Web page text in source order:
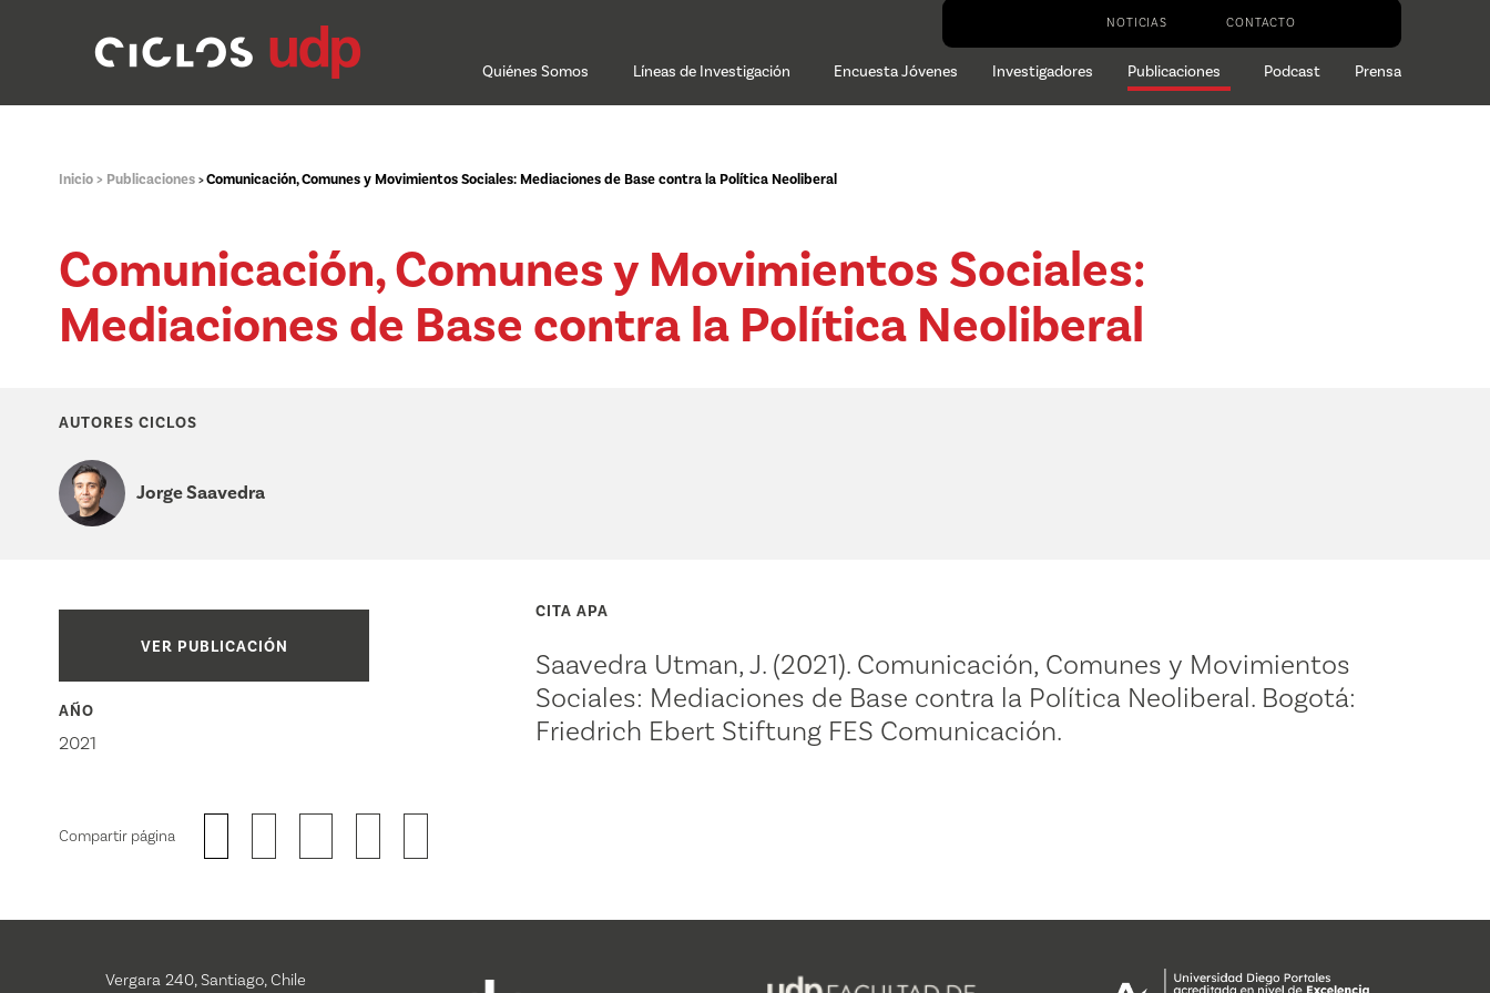
NOTICIAS CONTACTO
Quiénes Somos Líneas de Investigación Encuesta Jóvenes Investigadores Publicaciones Podcast Prensa
Inicio > Publicaciones>Comunicación, Comunes y Movimientos Sociales: Mediaciones de Base contra la Política Neoliberal
Comunicación, Comunes y Movimientos Sociales:
Mediaciones de Base contra la Política Neoliberal
AUTORES CICLOS
Jorge Saavedra
VER PUBLICACIÓN
AÑO
2021
CITA APA
Saavedra Utman, J. (2021). Comunicación, Comunes y Movimientos
Sociales: Mediaciones de Base contra la Política Neoliberal. Bogotá:
Friedrich Ebert Stiftung FES Comunicación.
Compartir página
Vergara 240, Santiago, Chile